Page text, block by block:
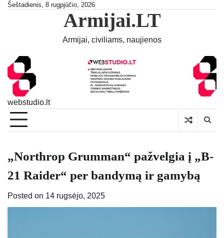
SkipŠeštadienis, 8 rugpjūčio, 2026
Armijai.LT
Armijai, civiliams, naujienos
webstudio.lt
„Northrop Grumman“ pažvelgia į „B-
21 Raider“ per bandymą ir gamybą
Posted on 14 rugsėjo, 2025